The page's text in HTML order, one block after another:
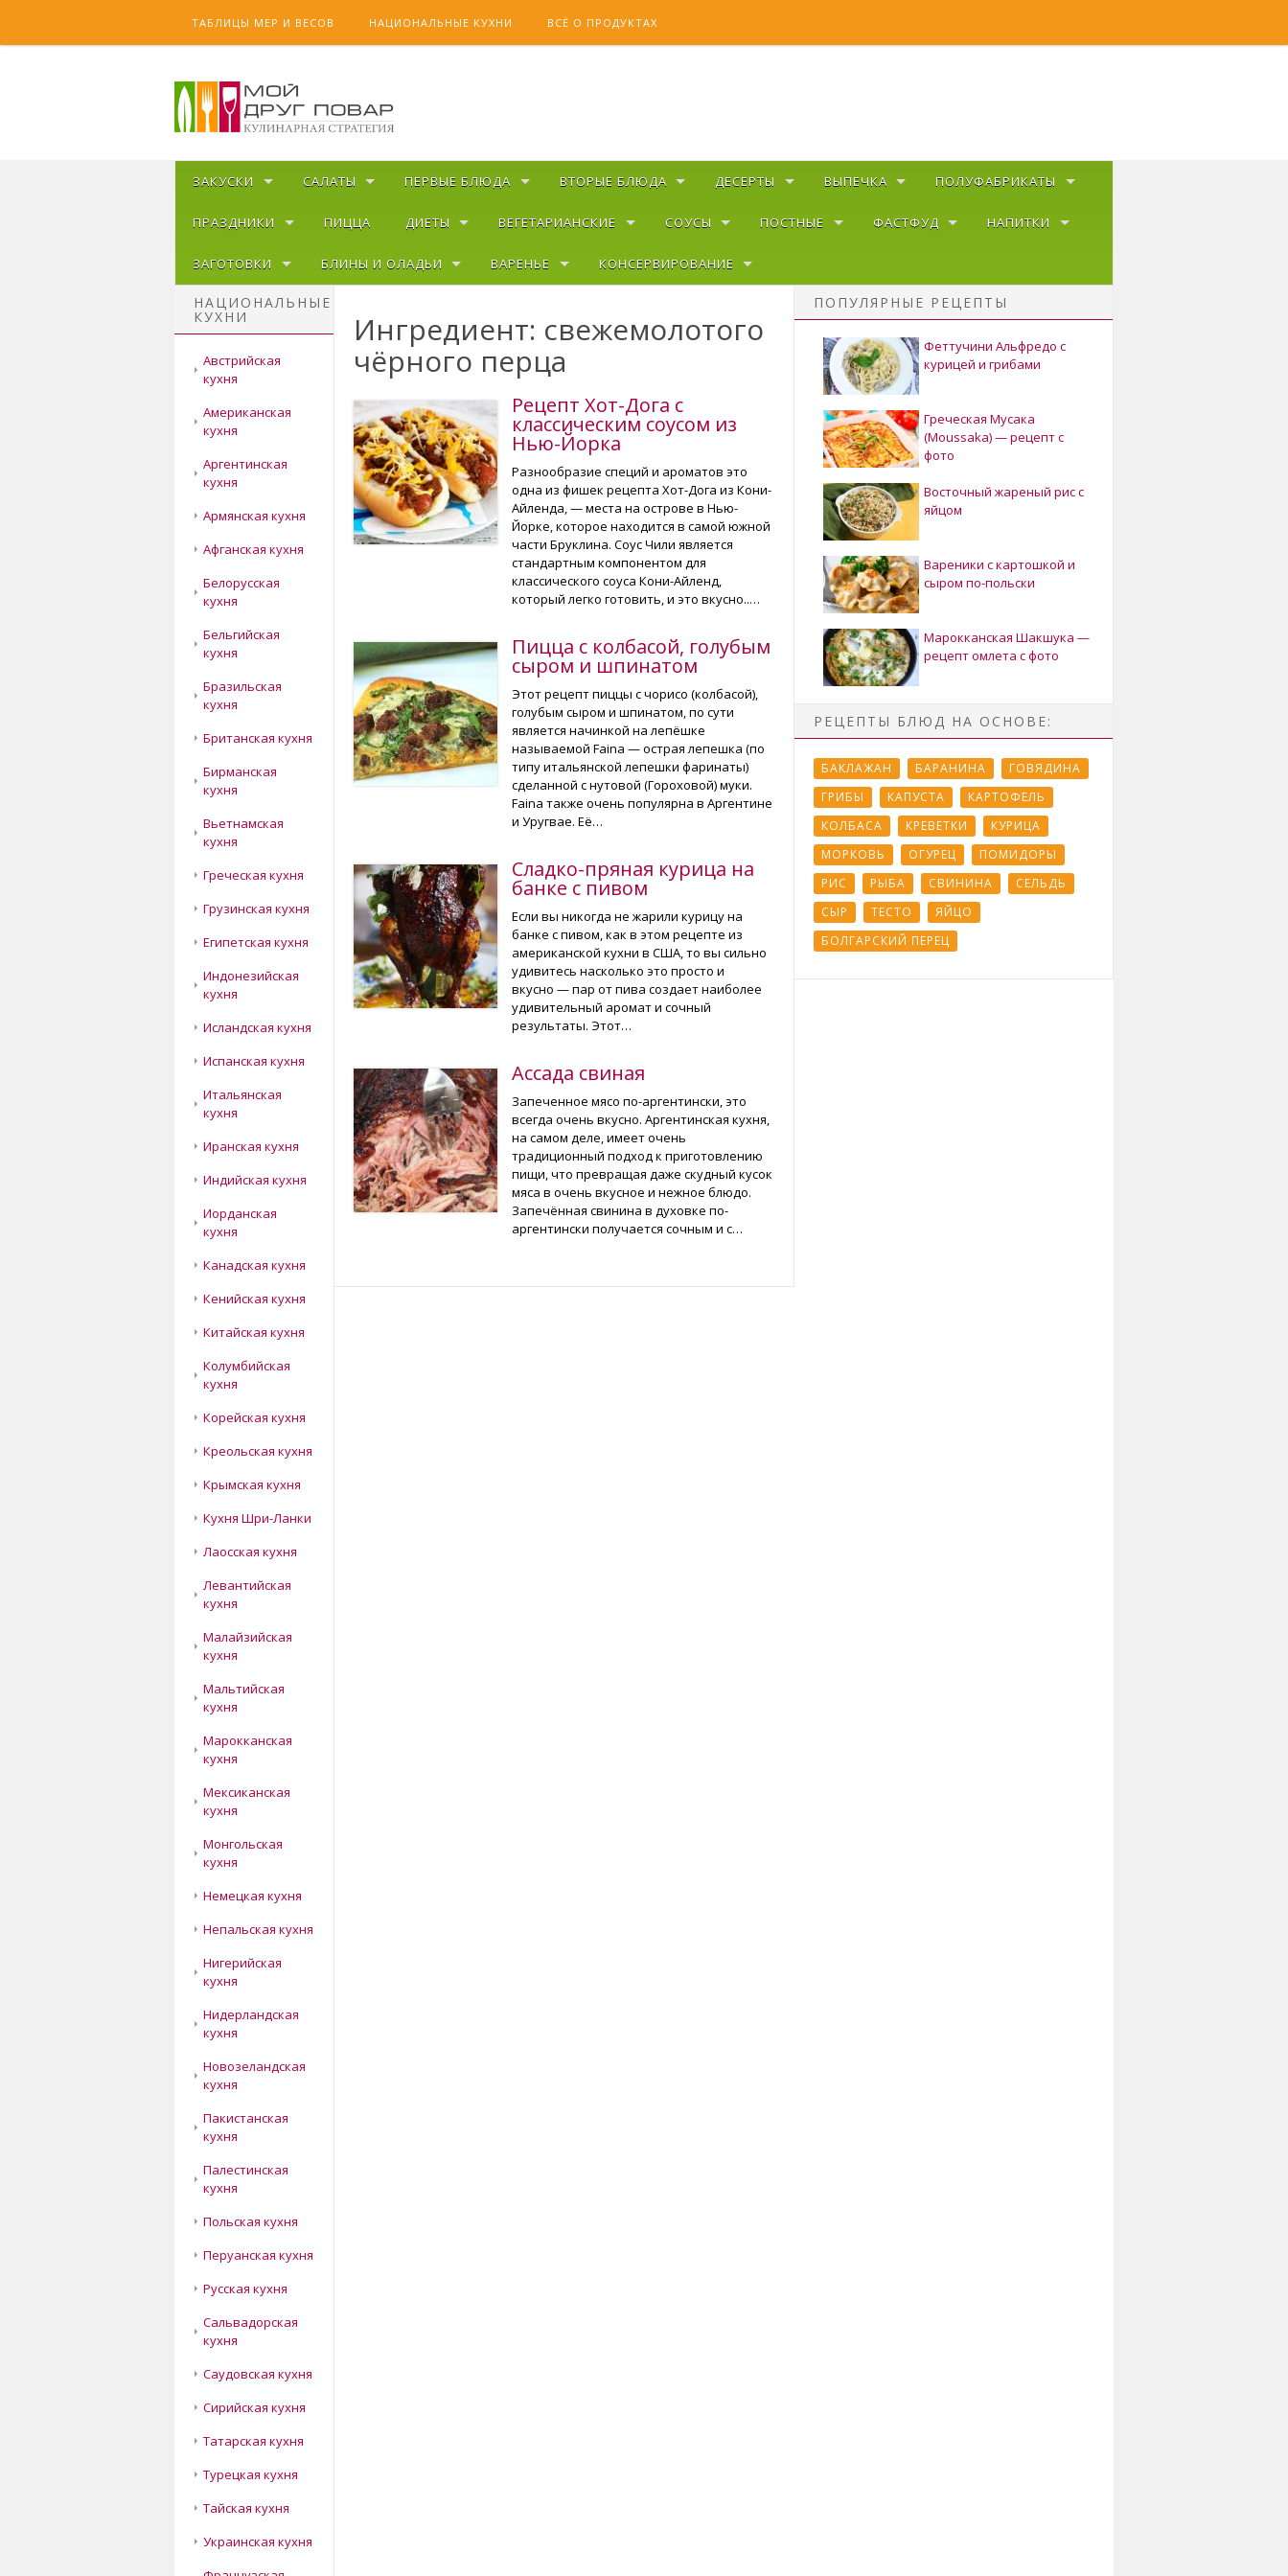
ТАБЛИЦЫ МЕР И ВЕСОВ НАЦИОНАЛЬНЫЕ КУХНИ ВСЁ О ПРОДУКТАХ
ЗАКУСКИ САЛАТЫ ПЕРВЫЕ БЛЮДА ВТОРЫЕ БЛЮДА ДЕСЕРТЫ ВЫПЕЧКА ПОЛУФАБРИКАТЫ
ПРАЗДНИКИ ПИЦЦА ДИЕТЫ ВЕГЕТАРИАНСКИЕ СОУСЫ ПОСТНЫЕ ФАСТФУД НАПИТКИ
ЗАГОТОВКИ БЛИНЫ И ОЛАДЬИ ВАРЕНЬЕ КОНСЕРВИРОВАНИЕ
НАЦИОНАЛЬНЫЕ
КУХНИ
Австрийская
кухня
Американская
кухня
Аргентинская
кухня
Армянская кухня
Афганская кухня
Белорусская
кухня
Бельгийская
кухня
Бразильская
кухня
Британская кухня
Бирманская
кухня
Вьетнамская
кухня
Греческая кухня
Грузинская кухня
Египетская кухня
Индонезийская
кухня
Исландская кухня
Испанская кухня
Итальянская
кухня
Иранская кухня
Индийская кухня
Иорданская
кухня
Канадская кухня
Кенийская кухня
Китайская кухня
Колумбийская
кухня
Корейская кухня
Креольская кухня
Крымская кухня
Кухня Шри-Ланки
Лаосская кухня
Левантийская
кухня
Малайзийская
кухня
Мальтийская
кухня
Марокканская
кухня
Мексиканская
кухня
Монгольская
кухня
Немецкая кухня
Непальская кухня
Нигерийская
кухня
Нидерландская
кухня
Новозеландская
кухня
Пакистанская
кухня
Палестинская
кухня
Польская кухня
Перуанская кухня
Русская кухня
Сальвадорская
кухня
Саудовская кухня
Сирийская кухня
Татарская кухня
Турецкая кухня
Тайская кухня
Украинская кухня
Ингредиент: свежемолотого
чёрного перца
Рецепт Хот-Дога с
классическим соусом из
Нью-Йорка
Разнообразие специй и ароматов это
одна из фишек рецепта Хот-Дога из Кони-
Айленда, — места на острове в Нью-
Йорке, которое находится в самой южной
части Бруклина. Соус Чили является
стандартным компонентом для
классического соуса Кони-Айленд,
который легко готовить, и это вкусно..…
Пицца с колбасой, голубым
сыром и шпинатом
Этот рецепт пиццы с чорисо (колбасой),
голубым сыром и шпинатом, по сути
является начинкой на лепёшке
называемой Faina — острая лепешка (по
типу итальянской лепешки фаринаты)
сделанной с нутовой (Гороховой) муки.
Faina также очень популярна в Аргентине
и Уругвае. Её…
Сладко-пряная курица на
банке с пивом
Если вы никогда не жарили курицу на
банке с пивом, как в этом рецепте из
американской кухни в США, то вы сильно
удивитесь насколько это просто и
вкусно — пар от пива создает наиболее
удивительный аромат и сочный
результаты. Этот…
Ассада свиная
Запеченное мясо по-аргентински, это
всегда очень вкусно. Аргентинская кухня,
на самом деле, имеет очень
традиционный подход к приготовлению
пищи, что превращая даже скудный кусок
мяса в очень вкусное и нежное блюдо.
Запечённая свинина в духовке по-
аргентински получается сочным и с…
ПОПУЛЯРНЫЕ РЕЦЕПТЫ
Феттучини Альфредо с
курицей и грибами
Греческая Мусака
(Moussaka) — рецепт с
фото
Восточный жареный рис с
яйцом
Вареники с картошкой и
сыром по-польски
Марокканская Шакшука —
рецепт омлета с фото
РЕЦЕПТЫ БЛЮД НА ОСНОВЕ:
БАКЛАЖАН БАРАНИНА
ГОВЯДИНА
ГРИБЫ
КАПУСТА
КАРТОФЕЛЬ
КОЛБАСА
КРЕВЕТКИ
КУРИЦА
МОРКОВЬ
ОГУРЕЦ
ПОМИДОРЫ
РИС
РЫБА СВИНИНА
СЕЛЬДЬ
СЫР
ТЕСТО
ЯЙЦО
БОЛГАРСКИЙ ПЕРЕЦ